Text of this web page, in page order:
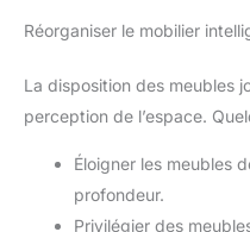
Réorganiser le mobilier
La disposition des meubles
perception de l’espace.
Éloigner les meubles
profondeur.
Privilégier des